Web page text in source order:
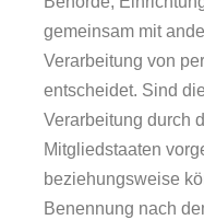
gemeinsam mit
Verarbeitung von
entscheidet. Sind
Verarbeitung durch
Mitgliedstaaten
beziehungsweise
Benennung nach